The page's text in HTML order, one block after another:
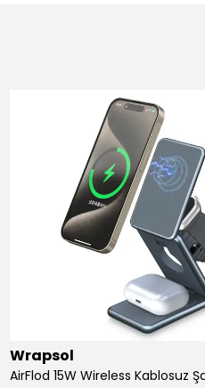
Wrapsol